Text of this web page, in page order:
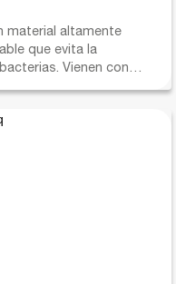
material altamente
que evita la
Vienen con